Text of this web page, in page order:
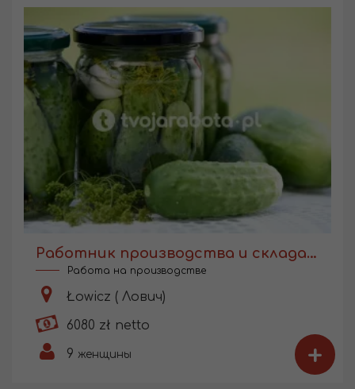
Работник производства и склада консервации
Работа на производстве
Łowicz ( Лович)
6080 zł netto
9 женщины +